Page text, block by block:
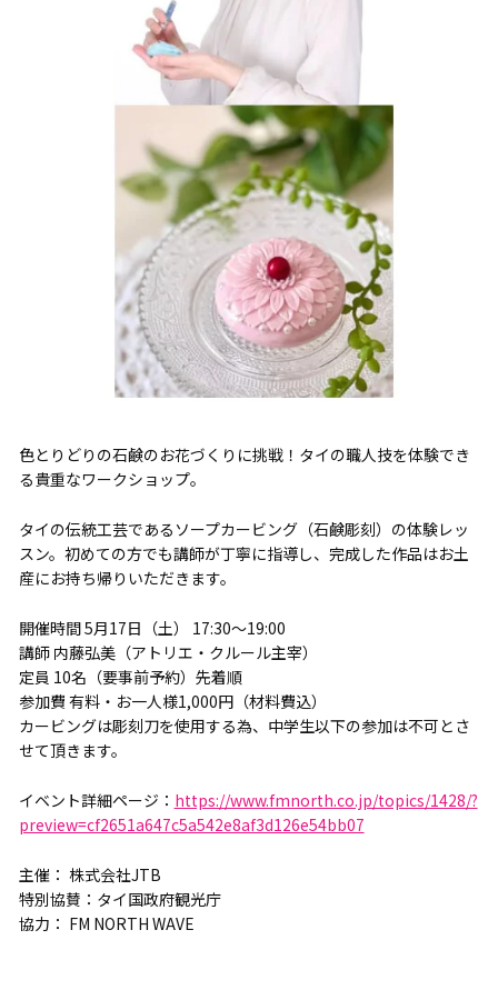
色とりどりの石鹸のお花づくりに挑戦！タイの職人技を体験でき
る貴重なワークショップ。
タイの伝統工芸であるソープカービング（石鹸彫刻）の体験レッ
スン。初めての方でも講師が丁寧に指導し、完成した作品はお土
産にお持ち帰りいただきます。
開催時間 5月17日（土） 17:30～19:00
講師 内藤弘美（アトリエ・クルール主宰）
定員 10名（要事前予約）先着順
参加費 有料・お一人様1,000円（材料費込）
カービングは彫刻刀を使用する為、中学生以下の参加は不可とさ
せて頂きます。
イベント詳細ページ： https://www.fmnorth.co.jp/topics/1428/?
preview=cf2651a647c5a542e8af3d126e54bb07
主催： 株式会社JTB
特別協賛：タイ国政府観光庁
協力： FM NORTH WAVE